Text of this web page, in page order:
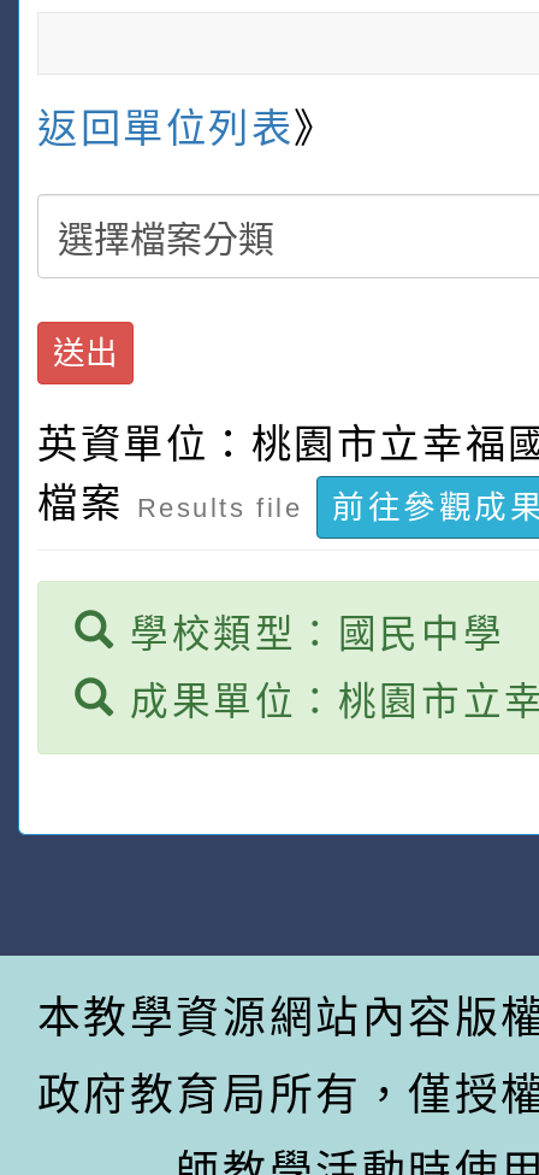
返回單位列表》
送出
英資單位：桃園市立幸福
檔案
Results file 前往參觀成
學校類型：國民中學
成果單位：桃園市立
本教學資源網站內容版
政府教育局所有，僅授